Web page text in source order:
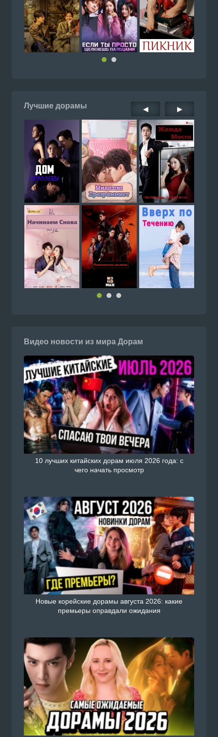
Лучшие дорамы ◀ ▶
Видео новости из мира Дорам
10 лучших китайских дорам июля 2026 года: с
чего начать просмотр
Новые корейские дорамы августа 2026: какие
премьеры оправдали ожидания